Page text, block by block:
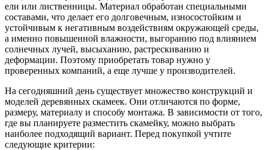
ели или лиственницы. Материал обработан специальными
составами, что делает его долговечным, износостойким и
устойчивым к негативным воздействиям окружающей среды,
а именно повышенной влажности, выгоранию под влиянием
солнечных лучей, высыханию, растрескиванию и
деформации. Поэтому приобретать товар нужно у
проверенных компаний, а еще лучше у производителей.
На сегодняшний день существует множество конструкций и
моделей деревянных скамеек. Они отличаются по форме,
размеру, материалу и способу монтажа. В зависимости от того,
где вы планируете разместить скамейку, можно выбрать
наиболее подходящий вариант. Перед покупкой учтите
следующие критерии: